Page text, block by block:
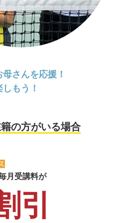
さんを応援！
もう！
の方がいる場合
月受講料が
引